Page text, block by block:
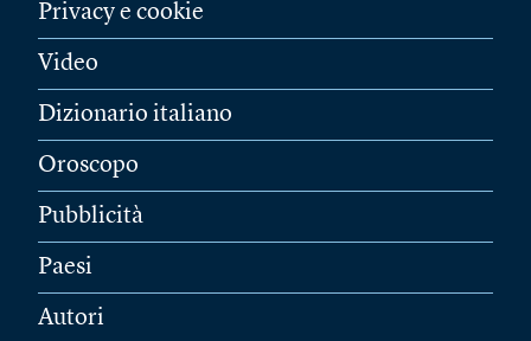
Privacy e cookie
Video
Dizionario italiano
Oroscopo
Pubblicità
Paesi
Autori